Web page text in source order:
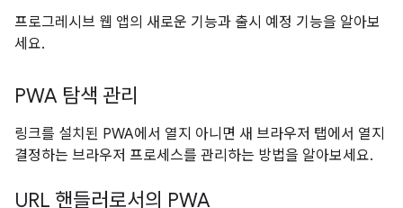
프로그레시브 웹 앱의 새로운 기능과 출시 예정 기능을 알아보
세요.
PWA 탐색 관리
링크를 설치된 PWA에서 열지 아니면 새 브라우저 탭에서 열지
결정하는 브라우저 프로세스를 관리하는 방법을 알아보세요.
URL 핸들러로서의 PWA